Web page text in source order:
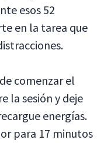
esos 52
en la tarea que
comenzar el
la sesión y deje
energías.
para 17 minutos